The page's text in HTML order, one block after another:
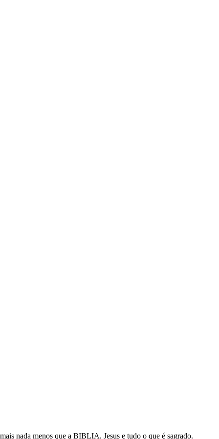
nada menos que a BIBLIA, Jesus e tudo o que é sagrado.